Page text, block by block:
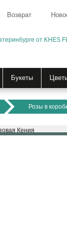
Возврат
Букеты
Розы в